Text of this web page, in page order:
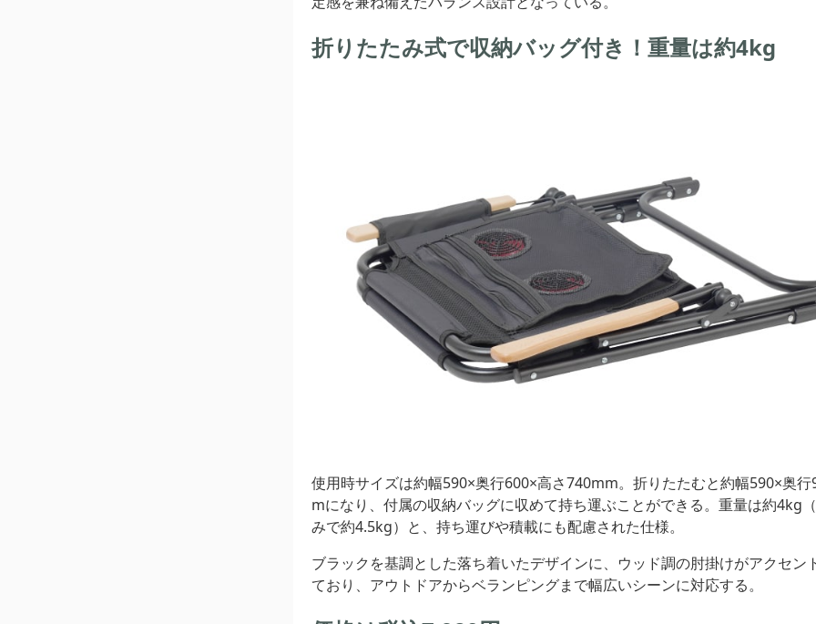
折りたたみ式で収納バッグ付き！重量は約4kg
使用時サイズは約幅590×奥行600×高さ740mm。折りたたむと約幅590×奥
mになり、付属の収納バッグに収めて持ち運ぶことができる。重量は約4kg
みで約4.5kg）と、持ち運びや積載にも配慮された仕様。
ブラックを基調とした落ち着いたデザインに、ウッド調の肘掛けがアクセン
ており、アウトドアからベランピングまで幅広いシーンに対応する。